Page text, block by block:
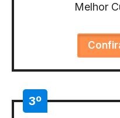
Melhor
3º